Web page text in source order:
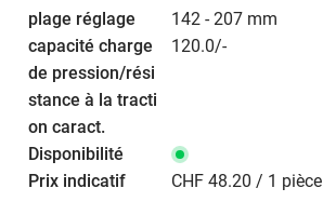
142 - 207 mm
120.0/-
CHF 48.20 / 1 pièce